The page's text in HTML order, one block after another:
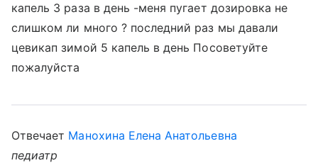
капель 3 раза в день -меня пугает дозировка не
слишком ли много ? последний раз мы давали
цевикап зимой 5 капель в день Посоветуйте
пожалуйста
Отвечает Манохина Елена Анатольевна
педиатр